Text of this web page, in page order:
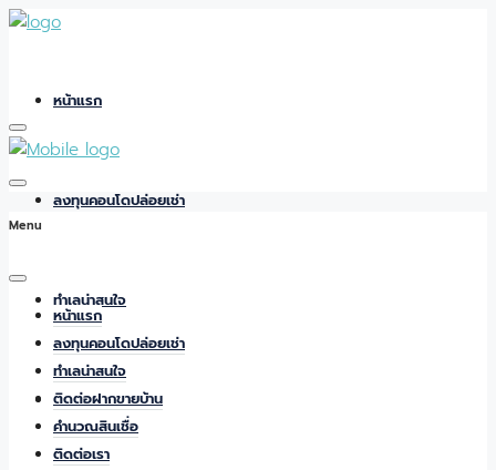
หน้าแรก
ลงทุนคอนโดปล่อยเช่า
ทำเลน่าสนใจ
ติดต่อฝากขายบ้าน
Menu
หน้าแรก
ลงทุนคอนโดปล่อยเช่า
ทำเลน่าสนใจ
ติดต่อฝากขายบ้าน
คำนวณสินเชื่อ
ติดต่อเรา